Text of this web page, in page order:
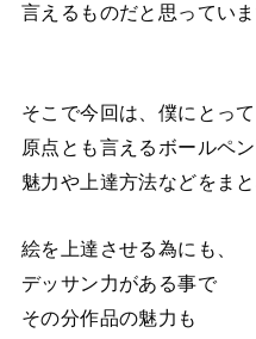
言えるものだと思っていま
そこで今回は、僕にとっ
原点とも言えるボールペン
魅力や上達方法などをまと
絵を上達させる為にも、
デッサン力がある事で
その分作品の魅力も